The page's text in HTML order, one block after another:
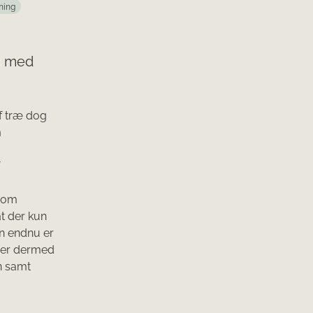
med
træ dog
der kun
endnu er
dermed
samt